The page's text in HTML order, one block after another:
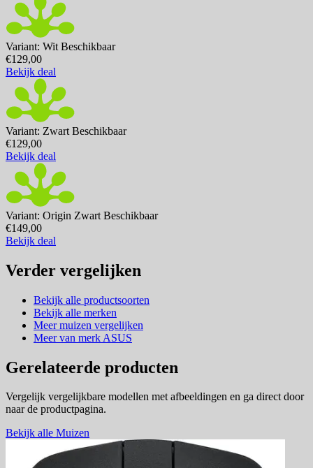
Variant: Wit Beschikbaar
€129,00
Bekijk deal
Variant: Zwart Beschikbaar
€129,00
Bekijk deal
Variant: Origin Zwart Beschikbaar
€149,00
Bekijk deal
Verder vergelijken
Bekijk alle productsoorten
Bekijk alle merken
Meer muizen vergelijken
Meer van merk ASUS
Gerelateerde producten
Vergelijk vergelijkbare modellen met afbeeldingen en ga direct door
naar de productpagina.
Bekijk alle Muizen